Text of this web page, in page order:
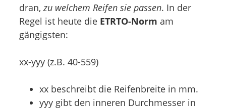
dran,zu welchem Reifen sie passen. In der
Regel ist heute die ETRTO-Norm am
gängigsten:
xx-yyy (z.B. 40-559)
xx beschreibt die Reifenbreite in mm.
yyy gibt den inneren Durchmesser in